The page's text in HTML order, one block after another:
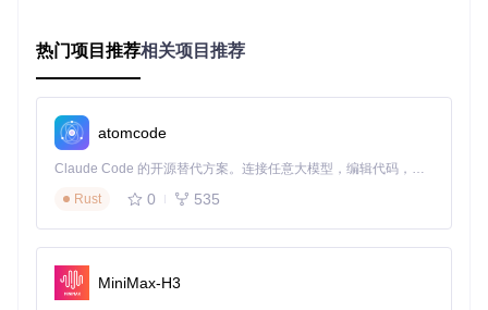
基础主题选择：从"北极珍珠"、"暗蓝黄昏"等11个预设中挑
细节微调
按住Shift点击主题切换可保存当前配色方案
在设置面板开启"智能日夜模式"，自动匹配系统时间调整亮
度
编辑georgia-reborn-custom.jsonc
自定义
热门项目推荐相关项目推荐
atomcode
Claude Code 的开源替代方案。连接任意大模型，编辑代码，运行命令，自动验证 — 全自动执行。用 Rust 构建，极致性能。 ｜ An open-source alternative to Claude Code. Connect any LLM, edit code, run commands, and verify changes — autonomously. Built in Rust for speed. Get Started
Rust
0 535
MiniMax-H3